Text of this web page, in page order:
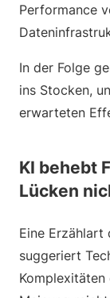
Performance
In der Folge
ins Stocken,
erwarteten
KI behebt
Lücken
Eine Erzählart
suggeriert